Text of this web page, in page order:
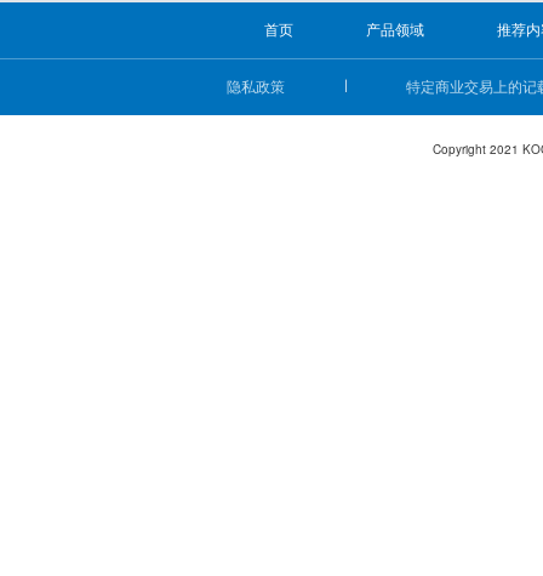
首页 产品领域 推荐
隐私政策 特定商业交易上的记
Copyright 2021